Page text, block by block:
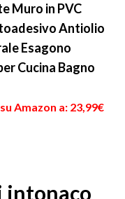
Muro in PVC
Antiolio
Esagono
Cucina Bagno
Amazon a: 23,99€
intonaco